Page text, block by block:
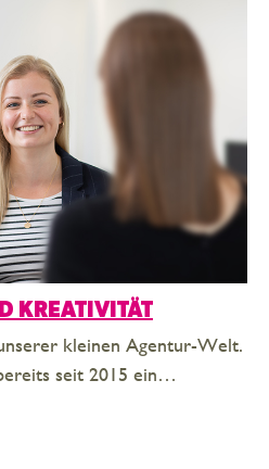
KREATIVITÄT
kleinen Agentur-Welt.
seit 2015 ein…